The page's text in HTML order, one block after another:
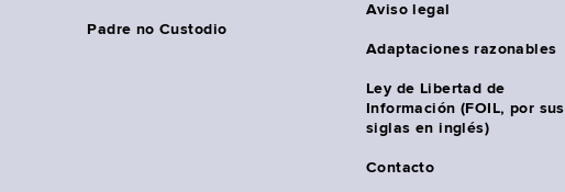
Padre no Custodio
Aviso legal
Adaptaciones razonables
Ley de Libertad de
Información (FOIL, por sus
siglas en inglés)
Contacto